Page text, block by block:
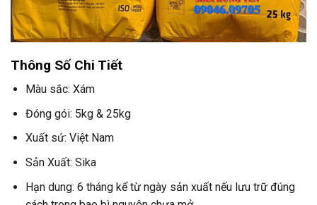
Thông Số Chi Tiết
Màu sắc: Xám
Đóng gói: 5kg & 25kg
Xuất sứ: Việt Nam
Sản Xuất: Sika
Hạn dung: 6 tháng kể từ ngày sản xuất nếu lưu trữ đúng